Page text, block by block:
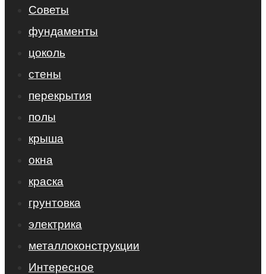
Советы
фундаменты
цоколь
стены
перекрытия
полы
крыша
окна
краска
грунтовка
электрика
металлоконструкции
Интересное